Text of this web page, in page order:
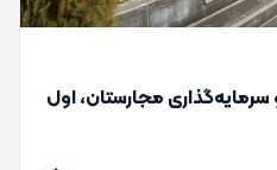
مجارستان، اول